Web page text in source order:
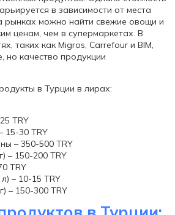
в зависимости от места
рынках можно найти свежие овощи и
ценам, чем в супермаркетах. В
таких как Migros, Carrefour и BIM,
но качество продукции
в Турции в лирах:
TRY
15-30 TRY
– 350-500 TRY
– 150-200 TRY
TRY
– 10-15 TRY
– 150-300 TRY